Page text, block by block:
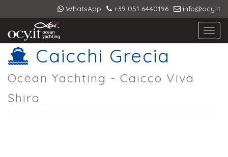
WhatsApp +39 051 6440196 info@ocy.it
Caicchi Grecia
Ocean Yachting - Caicco Viva
Shira